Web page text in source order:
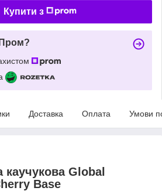
Купити з
Доставка Оплата Умови
каучукова Global
Base